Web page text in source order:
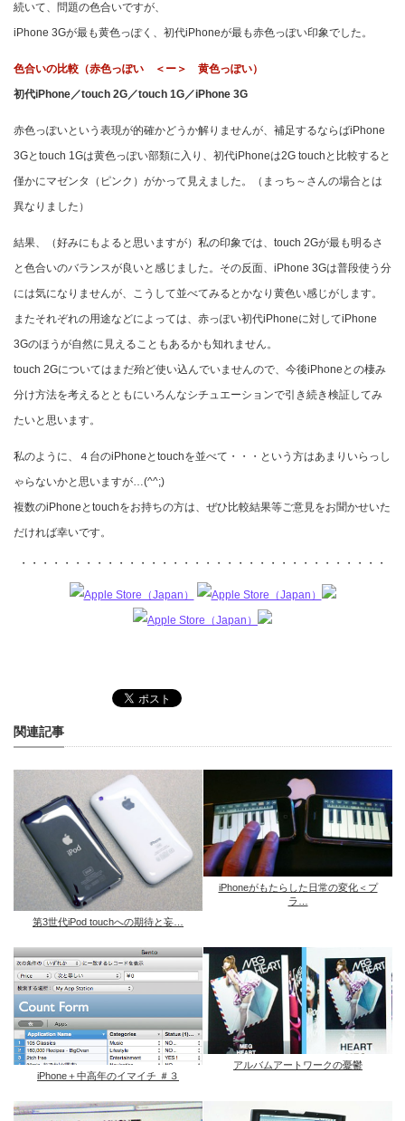
続いて、問題の色合いですが、
iPhone 3Gが最も黄色っぽく、初代iPhoneが最も赤色っぽい印象でした。
色合いの比較（赤色っぽい ＜ー＞ 黄色っぽい）
初代iPhone／touch 2G／touch 1G／iPhone 3G
赤色っぽいという表現が的確かどうか解りませんが、補足するならばiPhone
3Gとtouch 1Gは黄色っぽい部類に入り、初代iPhoneは2G touchと比較すると
僅かにマゼンタ（ピンク）がかって見えました。（まっち～さんの場合とは
異なりました）
結果、（好みにもよると思いますが）私の印象では、touch 2Gが最も明るさ
と色合いのバランスが良いと感じました。その反面、iPhone 3Gは普段使う分
には気になりませんが、こうして並べてみるとかなり黄色い感じがします。
またそれぞれの用途などによっては、赤っぽい初代iPhoneに対してiPhone
3Gのほうが自然に見えることもあるかも知れません。
touch 2Gについてはまだ殆ど使い込んでいませんので、今後iPhoneとの棲み
分け方法を考えるとともにいろんなシチュエーションで引き続き検証してみ
たいと思います。
私のように、４台のiPhoneとtouchを並べて・・・という方はあまりいらっし
ゃらないかと思いますが…(^^;)
複数のiPhoneとtouchをお持ちの方は、ぜひ比較結果等ご意見をお聞かせいた
だければ幸いです。
・・・・・・・・・・・・・・・・・・・・・・・・・・・・・・・・・・
関連記事
第3世代iPod touchへの期待と妄…
iPhoneがもたらした日常の変化＜プ
ラ…
iPhone＋中高年のイマイチ ＃３
アルバムアートワークの憂鬱